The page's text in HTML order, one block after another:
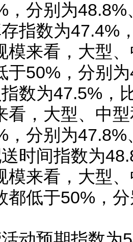
，分别为
数为47.4%
模来看，大型
于50%，分别
为47.5%，
看，大型、中
，分别为
间指数为
模来看，大型
都低于50%，